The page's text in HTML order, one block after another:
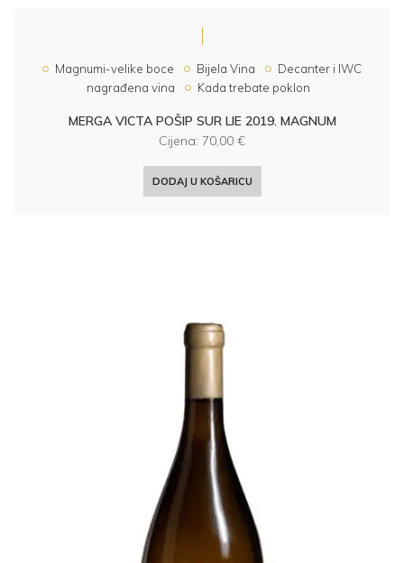
Magnumi-velike boce Bijela Vina
Decanter i IWC
nagrađena vina
Kada trebate poklon
MERGA VICTA POŠIP SUR LIE 2019. MAGNUM
Cijena: 70,00 €
DODAJ U KOŠARICU